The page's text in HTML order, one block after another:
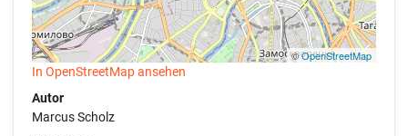
©OpenStreetMap
In OpenStreetMap ansehen
Autor
Marcus Scholz